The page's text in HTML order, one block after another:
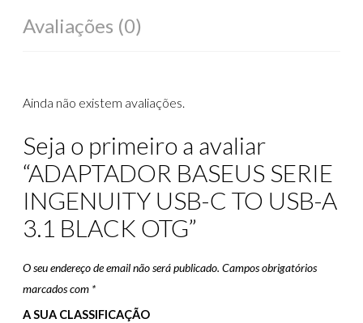
Avaliações (0)
Ainda não existem avaliações.
Seja o primeiro a avaliar
“ADAPTADOR BASEUS SERIE
INGENUITY USB-C TO USB-A
3.1 BLACK OTG”
O seu endereço de email não será publicado. Campos obrigatórios
marcados com *
A SUA CLASSIFICAÇÃO